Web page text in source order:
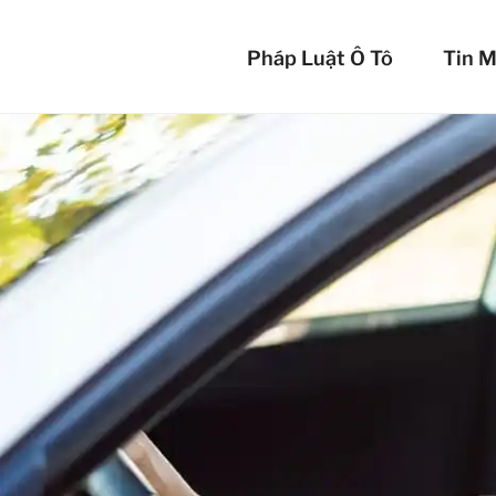
dung
BẢO
Pháp Luật Ô Tô Tin